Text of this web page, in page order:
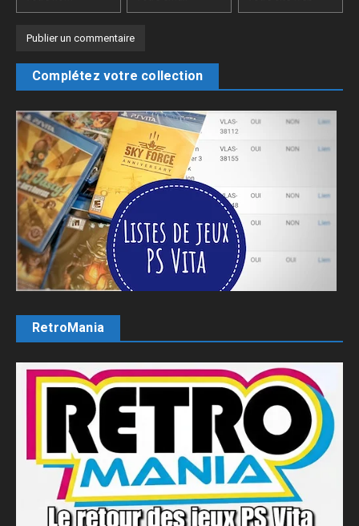
Complétez votre collection
RetroMania